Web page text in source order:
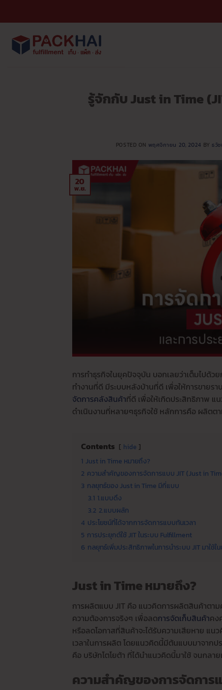
เนื้อหา
รู้จักกับ Just in Time
POSTED ON พฤศจิกายน 20, 2024 BY ธวั
20
พ.ย.
การทำธุรกิจในยุคปัจจุบัน บอกเลยว่าเต็มไปด้
ทำงานที่ดี มีระบบหลังบ้านที่ดี เพื่อให้การขายร
จัดการคลังสินค้าที่ดี เพื่อให้เกิดประสิทธิภาพ
ดำเนินงานที่หลายๆธุรกิจใช้ หลักการคือ ผลิตต
Contents hide
1 Just in Time หมายถึง?
2 ความสำคัญของการจัดการแบบ JIT (Just in
3 กลยุทธ์ของ Just in Time มีกี่แบบ
3.1 1.แบบดึง
3.2 2.แบบผลัก
4 ประโยชน์ที่ได้จากการจัดการแบบทันเวลา
5 การประยุกต์ใช้ JIT ในระบบ Fulfillment
6 กลยุทธ์เพิ่มประสิทธิภาพในการนำระบบ JIT มาใช้
Just in Time หมายถึง?
การผลิตแบบ JIT คือ แนวคิดการผลิตสินค้าตา
ความต้องการจริงๆ เพื่อลดการจัดเก็บสินค้าคง
หรือลดโอกาสที่สินค้าจะได้รับความเสียหาย แน
เวลาในการผลิต โดยแนวคิดนี้มีต้นแบบมาจาก
คือ บริษัทโตโยต้า ที่ได้นำแนวคิดนี้มาใช้ จนกลา
ความสำคัญของการจัดการ